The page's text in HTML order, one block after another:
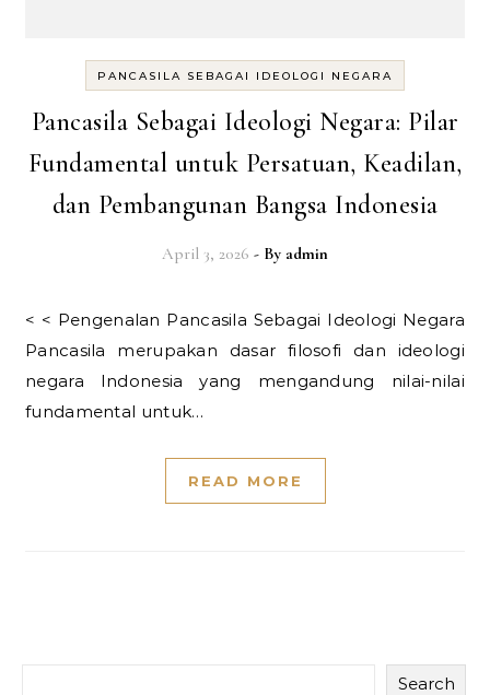
PANCASILA SEBAGAI IDEOLOGI NEGARA
Pancasila Sebagai Ideologi Negara: Pilar
Fundamental untuk Persatuan, Keadilan,
dan Pembangunan Bangsa Indonesia
April 3, 2026 - By admin
< < Pengenalan Pancasila Sebagai Ideologi Negara
Pancasila merupakan dasar filosofi dan ideologi
negara Indonesia yang mengandung nilai-nilai
fundamental untuk…
READ MORE
Search